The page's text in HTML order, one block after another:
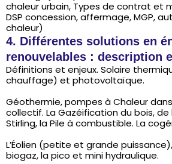
chaleur urbain, Types de contrat et
DSP concession, affermage, MGP,
chaleur)
4. Différentes solutions en
renouvelables : description
Définitions et enjeux. Solaire
chauffage) et photovoltaïque.
Géothermie, pompes à Chaleur
collectif. La Gazéification du bois, de
Stirling, la Pile à combustible. La
L’Éolien (petite et grande
biogaz, la pico et mini hydraulique.